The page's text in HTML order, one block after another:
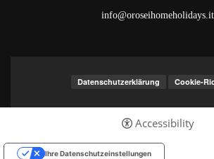
info@oroseihomeholidays.it
Datenschutzerklärung Cookie-
Accessibility
Ihre Datenschutzeinstellungen